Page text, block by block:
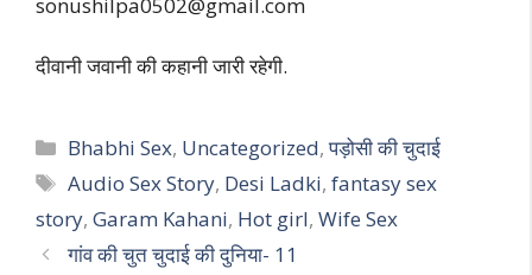
दीवानी जवानी की कहानी जारी रहेगी.
Categories
Bhabhi Sex, Uncategorized,पड़ोसी की चुदाई
Tags
Audio Sex Story, Desi Ladki,fantasy sex
story, Garam Kahani, Hot girl, Wife Sex
गांव की चुत चुदाई की दुनिया- 11